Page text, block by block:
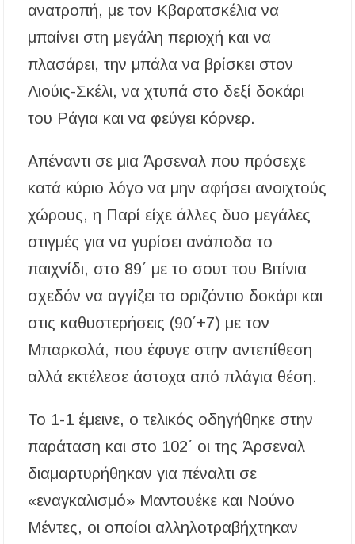
ανατροπή, με τον Κβαρατσκέλια να
μπαίνει στη μεγάλη περιοχή και να
πλασάρει, την μπάλα να βρίσκει στον
Λιούις-Σκέλι, να χτυπά στο δεξί δοκάρι
του Ράγια και να φεύγει κόρνερ.
Απέναντι σε μια Άρσεναλ που πρόσεχε
κατά κύριο λόγο να μην αφήσει ανοιχτούς
χώρους, η Παρί είχε άλλες δυο μεγάλες
στιγμές για να γυρίσει ανάποδα το
παιχνίδι, στο 89΄ με το σουτ του Βιτίνια
σχεδόν να αγγίζει το οριζόντιο δοκάρι και
στις καθυστερήσεις (90΄+7) με τον
Μπαρκολά, που έφυγε στην αντεπίθεση
αλλά εκτέλεσε άστοχα από πλάγια θέση.
Το 1-1 έμεινε, ο τελικός οδηγήθηκε στην
παράταση και στο 102΄ οι της Άρσεναλ
διαμαρτυρήθηκαν για πέναλτι σε
«εναγκαλισμό» Μαντουέκε και Νούνο
Μέντες, οι οποίοι αλληλοτραβήχτηκαν